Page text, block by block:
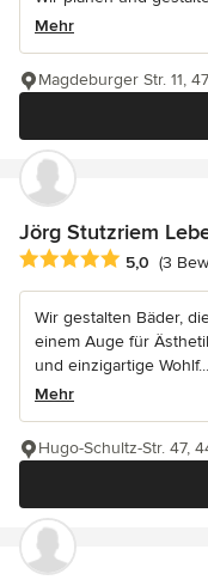
Mehr
Magdeburger Str. 11,
Jörg Stutzriem
Durchschnittliche
5,0 (3
Wir gestalten Bäder,
einem Auge für
und einzigartige Wohlf...
Mehr
Hugo-Schultz-Str. 47,